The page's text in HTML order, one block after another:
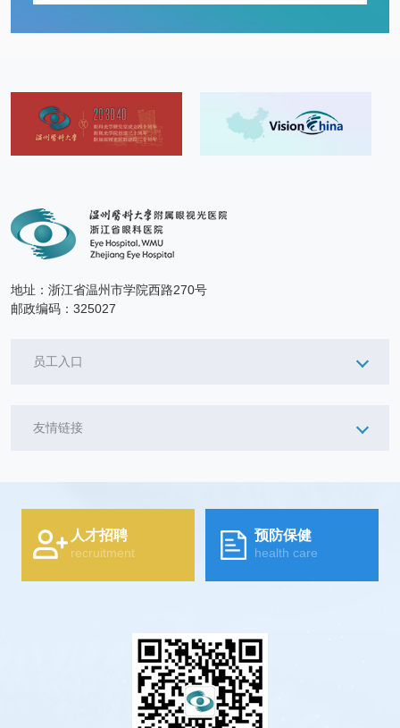
地址：浙江省温州市学院西路270号
邮政编码：325027
员工入口
友情链接
人才招聘
recruitment
预防保健
health care